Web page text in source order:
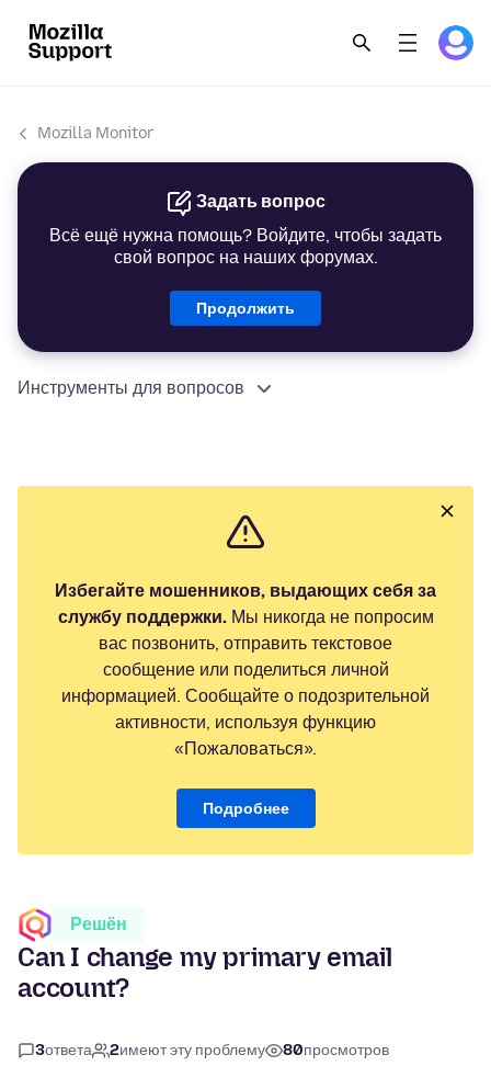
Mozilla Monitor
Задать вопрос
Всё ещё нужна помощь? Войдите, чтобы задать
свой вопрос на наших форумах.
Продолжить
Инструменты для вопросов
Избегайте мошенников, выдающих себя за
службу поддержки.Мы никогда не попросим
вас позвонить, отправить текстовое
сообщение или поделиться личной
информацией. Сообщайте о подозрительной
активности, используя функцию
«Пожаловаться».
Подробнее
Решён
Can I change my primary email
account?
3ответа 2имеют эту проблему 80просмотров